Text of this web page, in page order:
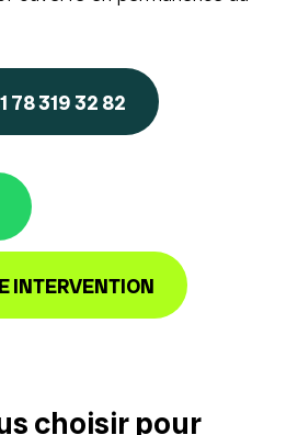
78 319 32 82
INTERVENTION
choisir pour